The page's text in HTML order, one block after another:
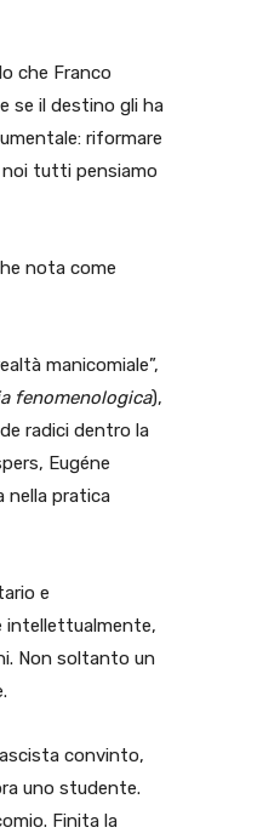
che Franco
se il destino gli ha
riformare
noi tutti pensiamo
nota come
manicomiale”,
fenomenologica),
radici dentro la
Eugéne
nella pratica
e
intellettualmente,
Non soltanto un
convinto,
uno studente.
Finita la